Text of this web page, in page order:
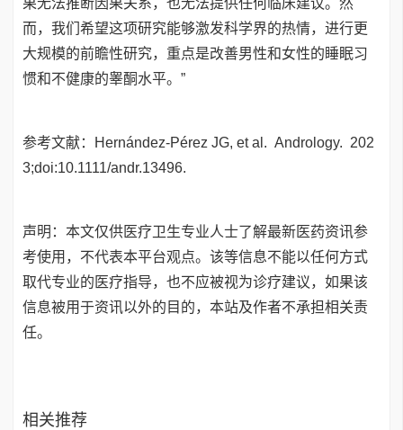
果无法推断因果关系，也无法提供任何临床建议。然
而，我们希望这项研究能够激发科学界的热情，进行更
大规模的前瞻性研究，重点是改善男性和女性的睡眠习
惯和不健康的睾酮水平。”
参考文献：Hernández-Pérez JG, et al. Andrology. 202
3;doi:10.1111/andr.13496.
声明：本文仅供医疗卫生专业人士了解最新医药资讯参
考使用，不代表本平台观点。该等信息不能以任何方式
取代专业的医疗指导，也不应被视为诊疗建议，如果该
信息被用于资讯以外的目的，本站及作者不承担相关责
任。
相关推荐